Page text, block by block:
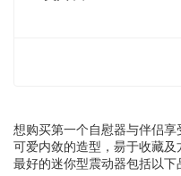
Mode Design(1)
Motto Lab(1)
想购买第一个自慰器与伴侣享
可爱内敛的造型，昜于收藏及
最好的迷你型震动器包括以下